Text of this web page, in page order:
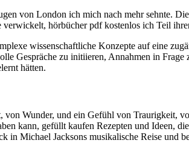
von London ich mich nach mehr sehnte.
hörbücher pdf kostenlos ich Teil
wissenschaftliche Konzepte auf eine
Gespräche zu initiieren, Annahmen in
hätten.
Wunder, und ein Gefühl von Traurigkeit,
kann, gefüllt kaufen Rezepten und Ideen,
Michael Jacksons musikalische Reise und